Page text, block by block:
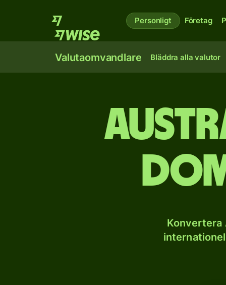
Personligt Företag
Valutaomvandlare Bläddra alla valutor
Konvertera